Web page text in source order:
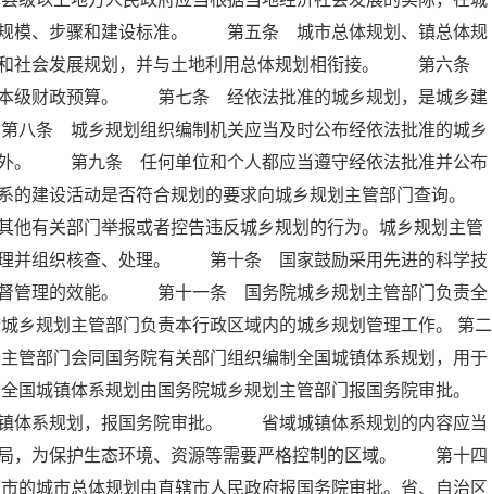
规模、步骤和建设标准。 第五条 城市总体规划、镇总体规
和社会发展规划，并与土地利用总体规划相衔接。 第六条
本级财政预算。 第七条 经依法批准的城乡规划，是城乡建
条 城乡规划组织编制机关应当及时公布经依法批准的城乡
外。 第九条 任何单位和个人都应当遵守经依法批准并公布
建设活动是否符合规划的要求向城乡规划主管部门查询。
有关部门举报或者控告违反城乡规划的行为。城乡规划主管
理并组织核查、处理。 第十条 国家鼓励采用先进的科学技
督管理的效能。 第十一条 国务院城乡规划主管部门负责全
规划主管部门负责本行政区域内的城乡规划管理工作。 第二
门会同国务院有关部门组织编制全国城镇体系规划，用于
城镇体系规划由国务院城乡规划主管部门报国务院审批。
系规划，报国务院审批。 省域城镇体系规划的内容应当
，为保护生态环境、资源等需要严格控制的区域。 第十四
市总体规划由直辖市人民政府报国务院审批。省、自治区